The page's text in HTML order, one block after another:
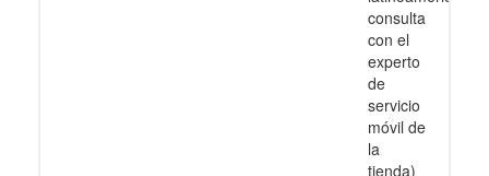
consulta
con el
experto
de
servicio
móvil de
la
tienda)